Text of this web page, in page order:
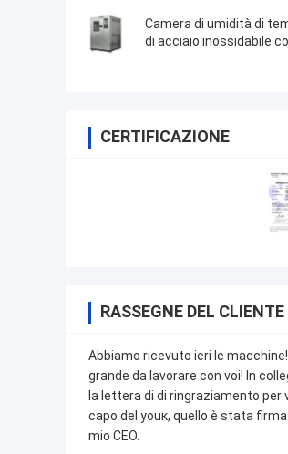
Camera di umidità di
di acciaio inossidabile
CERTIFICAZIONE
RASSEGNE DEL CLIENTE
Abbiamo ricevuto ieri le
grande da lavorare con voi! In
la lettera di di ringraziamento per
capo del youк, quello è stata
mio CEO.